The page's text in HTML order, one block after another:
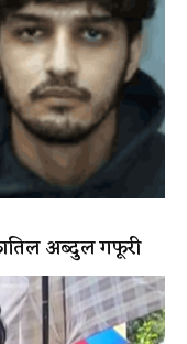
अब्दुल गफूरी